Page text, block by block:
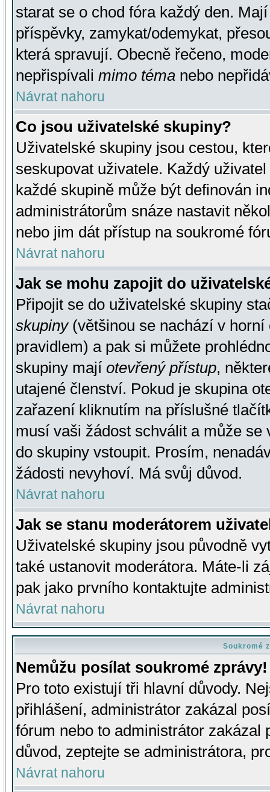
starat se o chod fóra každý den.
příspěvky, zamykat/odemykat,
která spravují. Obecně řečeno,
nepřispívali mimo téma nebo
Návrat nahoru
Co jsou uživatelské skupiny?
Uživatelské skupiny jsou cestou,
seskupovat uživatele. Každý
každé skupině může být definován
administrátorům snáze nastavit
nebo jim dát přístup na soukromé
Návrat nahoru
Jak se mohu zapojit do
Připojit se do uživatelské skupiny
skupiny(většinou se nachází v horní
pravidlem) a pak si můžete
skupiny mají otevřený přístup,
utajené členství. Pokud je skupina
zařazení kliknutím na příslušné
musí vaši žádost schválit a může se
do skupiny vstoupit. Prosím,
žádosti nevyhoví. Má svůj důvod.
Návrat nahoru
Jak se stanu moderátorem
Uživatelské skupiny jsou původně
také ustanovit moderátora. Máte-li
pak jako prvního kontaktujte
Návrat nahoru
Soukromé
Nemůžu posílat soukromé zprávy!
Pro toto existují tři hlavní důvody.
přihlášení, administrátor zakázal
fórum nebo to administrátor zakázal
důvod, zeptejte se administrátora,
Návrat nahoru